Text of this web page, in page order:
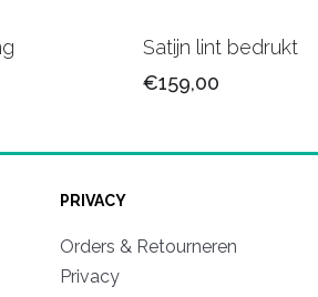
Satijn lint bedrukt
€159,00
PRIVACY
Orders & Retourneren
Privacy